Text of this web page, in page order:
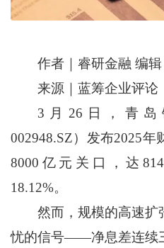
作者｜睿研金融 编辑
来源｜蓝筹企业评论
3月26日，青岛
002948.SZ）发布2025
8000亿元关口，达
18.12%。
然而，规模的高速扩
忧的信号——净息差连续